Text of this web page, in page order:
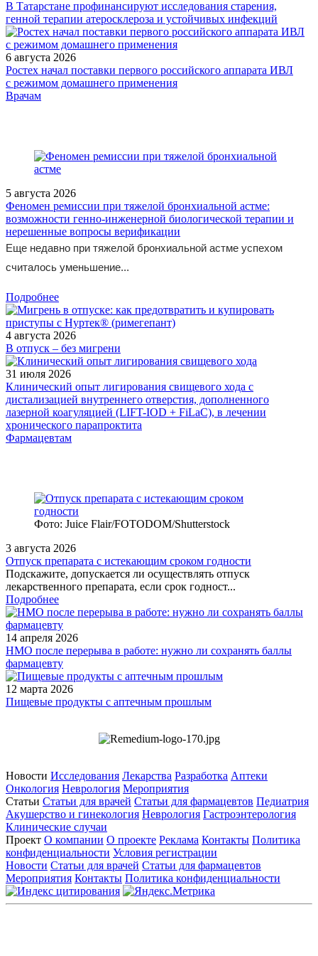
В Татарстане профинансируют исследования старения,
генной терапии атеросклероза и устойчивых инфекций
6 августа 2026
Ростех начал поставки первого российского аппарата ИВЛ
с режимом домашнего применения
/legislation/other/Prikaz-Minzdrava-Rossii-ot-07-12-2023-667n/
Врачам
5 августа 2026
Феномен ремиссии при тяжелой бронхиальной астме:
возможности генно-инженерной биологической терапии и
нерешенные вопросы верификации
Еще недавно при тяжелой бронхиальной астме успехом
считалось уменьшение...
Подробнее
4 августа 2026
В отпуск – без мигрени
31 июля 2026
Клинический опыт лигирования свищевого хода с
дистализацией внутреннего отверстия, дополненного
лазерной коагуляцией (LIFT-IOD + FiLaC), в лечении
хронического парапроктита
Фармацевтам
Фото: Juice Flair/FOTODOM/Shutterstoсk
3 августа 2026
Отпуск препарата с истекающим сроком годности
Подскажите, допускается ли осуществлять отпуск
лекарственного препарата, если срок годност...
Подробнее
14 апреля 2026
НМО после перерыва в работе: нужно ли сохранять баллы
фармацевту
12 марта 2026
Пищевые продукты с аптечным прошлым
Новости Исследования Лекарства Разработка Аптеки
Онкология Неврология Мероприятия
Статьи Статьи для врачей Статьи для фармацевтов Педиатрия
Акушерство и гинекология Неврология Гастроэнтерология
Клинические случаи
Проект О компании О проекте Реклама Контакты Политика
конфиденциальности Условия регистрации
Новости Статьи для врачей Статьи для фармацевтов
Мероприятия Контакты Политика конфиденциальности